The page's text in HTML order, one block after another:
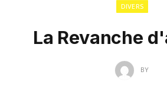
DIVERS
La Revanche
BY